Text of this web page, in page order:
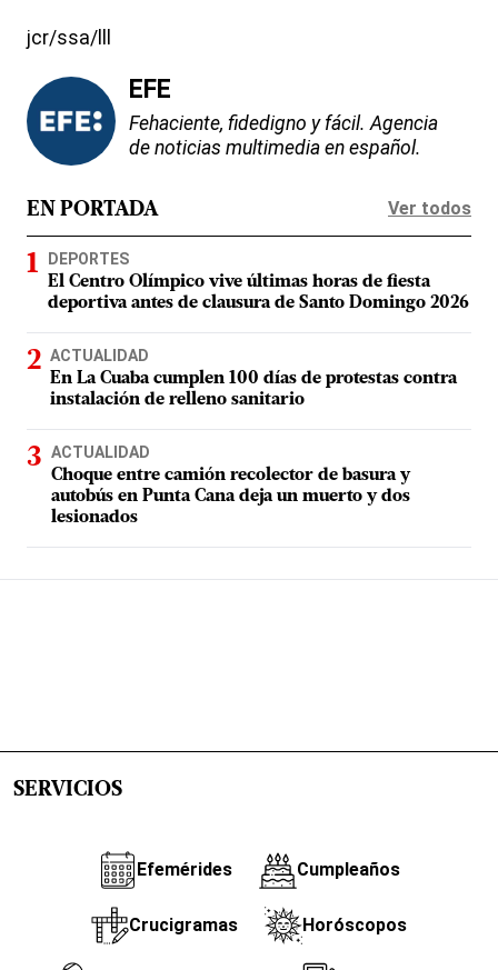
jcr/ssa/lll
EFE
Fehaciente, fidedigno y fácil. Agencia
de noticias multimedia en español.
EN PORTADA Ver todos
DEPORTES
El Centro Olímpico vive últimas horas de fiesta
deportiva antes de clausura de Santo Domingo 2026
ACTUALIDAD
En La Cuaba cumplen 100 días de protestas contra
instalación de relleno sanitario
ACTUALIDAD
Choque entre camión recolector de basura y
autobús en Punta Cana deja un muerto y dos
lesionados
SERVICIOS
Efemérides Cumpleaños
Crucigramas Horóscopos